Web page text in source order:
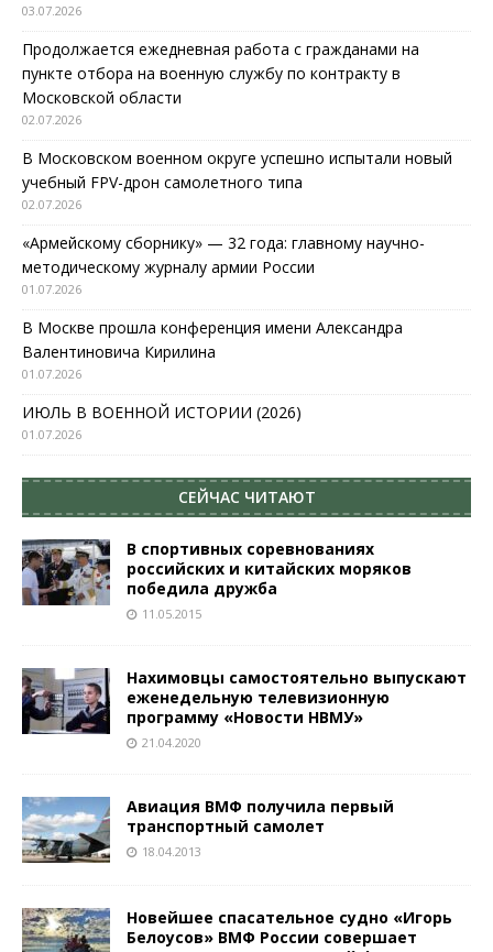
03.07.2026
Продолжается ежедневная работа с гражданами на
пункте отбора на военную службу по контракту в
Московской области
02.07.2026
В Московском военном округе успешно испытали новый
учебный FPV-дрон самолетного типа
02.07.2026
«Армейскому сборнику» — 32 года: главному научно-
методическому журналу армии России
01.07.2026
В Москве прошла конференция имени Александра
Валентиновича Кирилина
01.07.2026
ИЮЛЬ В ВОЕННОЙ ИСТОРИИ (2026)
01.07.2026
СЕЙЧАС ЧИТАЮТ
В спортивных соревнованиях
российских и китайских моряков
победила дружба
11.05.2015
Нахимовцы самостоятельно выпускают
еженедельную телевизионную
программу «Новости НВМУ»
21.04.2020
Авиация ВМФ получила первый
транспортный самолет
18.04.2013
Новейшее спасательное судно «Игорь
Белоусов» ВМФ России совершает